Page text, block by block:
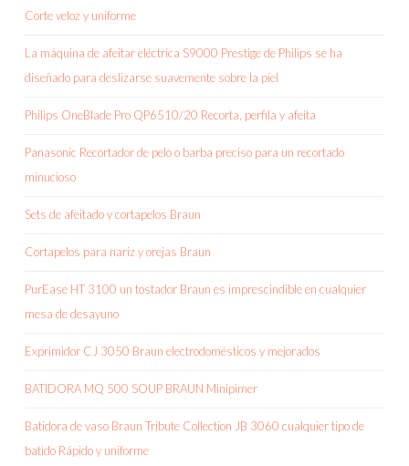
Corte veloz y uniforme
La máquina de afeitar eléctrica S9000 Prestige de Philips se ha
diseñado para deslizarse suavemente sobre la piel
Philips OneBlade Pro QP6510/20 Recorta, perfila y afeita
Panasonic Recortador de pelo o barba preciso para un recortado
minucioso
Sets de afeitado y cortapelos Braun
Cortapelos para nariz y orejas Braun
PurEase HT 3100 un tostador Braun es imprescindible en cualquier
mesa de desayuno
Exprimidor CJ 3050 Braun electrodomésticos y mejorados
BATIDORA MQ 500 SOUP BRAUN Minipimer
Batidora de vaso Braun Tribute Collection JB 3060 cualquier tipo de
batido Rápido y uniforme